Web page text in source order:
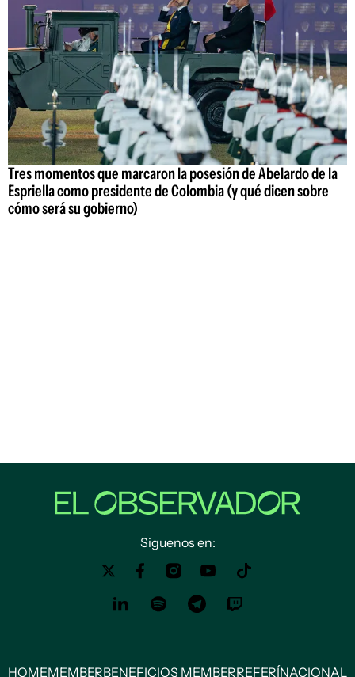
Tres momentos que marcaron la posesión de Abelardo de la
Espriella como presidente de Colombia (y qué dicen sobre
cómo será su gobierno)
Siguenos en:
HOMEMEMBERBENEFICIOS MEMBERREFERÍNACIONAL